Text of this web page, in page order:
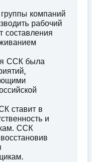
компаний
рабочий
составления
ССК была
ставит в
и
ССК